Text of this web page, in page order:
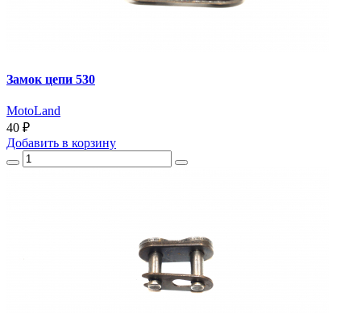
Замок цепи 530
MotoLand
40 ₽
Добавить в корзину